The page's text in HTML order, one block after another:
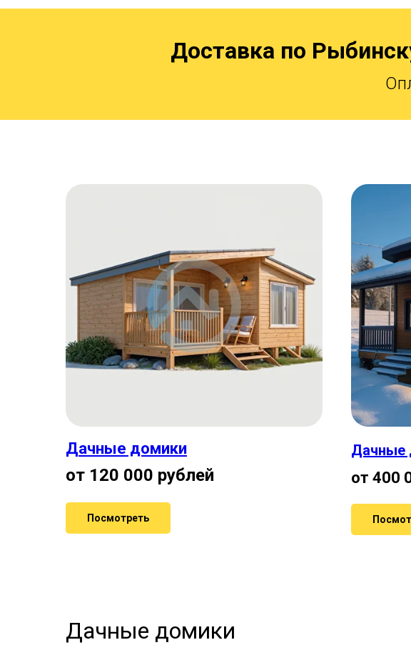
Доставка по
Дачные домики
от 120 000 рублей
Посмотреть
Дачные
от 400
Дачные домики